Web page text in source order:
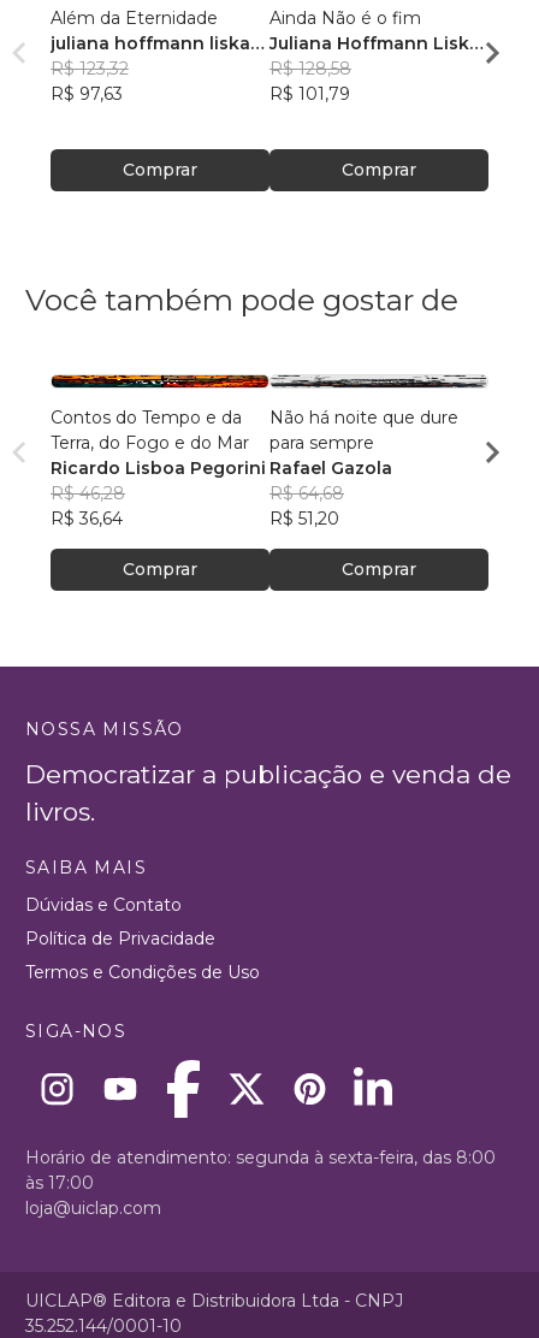
Além da Eternidade
juliana hoffmann liska
da rosa
R$ 123,32
R$ 97,63
Comprar
Ainda Não é o fim
Juliana Hoffmann Liska
Da Rosa
R$ 128,58
R$ 101,79
Comprar
Céu
Você também pode gostar de
Contos do Tempo e da
Terra, do Fogo e do Mar
Ricardo Lisboa Pegorini
R$ 46,28
R$ 36,64
Comprar
Não há noite que dure
para sempre
Rafael Gazola
R$ 64,68
R$ 51,20
Comprar
NOSSA MISSÃO
Democratizar a publicação e venda de
livros.
SAIBA MAIS
Dúvidas e Contato
Política de Privacidade
Termos e Condições de Uso
SIGA-NOS
Horário de atendimento: segunda à sexta-feira, das 8:00
às 17:00
loja@uiclap.com
UICLAP® Editora e Distribuidora Ltda - CNPJ
35.252.144/0001-10